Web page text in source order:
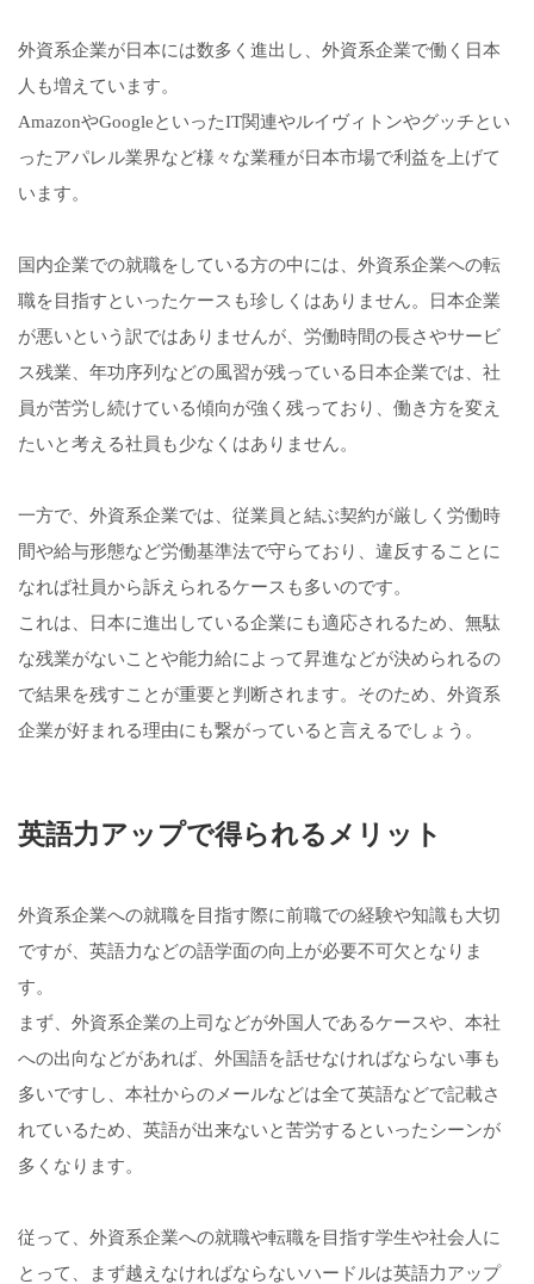
外資系企業が日本には数多く進出し、外資系企業で働く日本
人も増えています。
AmazonやGoogleといったIT関連やルイヴィトンやグッチとい
ったアパレル業界など様々な業種が日本市場で利益を上げて
います。
国内企業での就職をしている方の中には、外資系企業への転
職を目指すといったケースも珍しくはありません。日本企業
が悪いという訳ではありませんが、労働時間の長さやサービ
ス残業、年功序列などの風習が残っている日本企業では、社
員が苦労し続けている傾向が強く残っており、働き方を変え
たいと考える社員も少なくはありません。
一方で、外資系企業では、従業員と結ぶ契約が厳しく労働時
間や給与形態など労働基準法で守らており、違反することに
なれば社員から訴えられるケースも多いのです。
これは、日本に進出している企業にも適応されるため、無駄
な残業がないことや能力給によって昇進などが決められるの
で結果を残すことが重要と判断されます。そのため、外資系
企業が好まれる理由にも繋がっていると言えるでしょう。
英語力アップで得られるメリット
外資系企業への就職を目指す際に前職での経験や知識も大切
ですが、英語力などの語学面の向上が必要不可欠となりま
す。
まず、外資系企業の上司などが外国人であるケースや、本社
への出向などがあれば、外国語を話せなければならない事も
多いですし、本社からのメールなどは全て英語などで記載さ
れているため、英語が出来ないと苦労するといったシーンが
多くなります。
従って、外資系企業への就職や転職を目指す学生や社会人に
とって、まず越えなければならないハードルは英語力アップ